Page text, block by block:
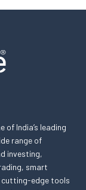
of India’s leading
range of
investing,
smart
cutting-edge tools